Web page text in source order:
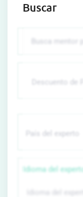
Buscar
Idioma del